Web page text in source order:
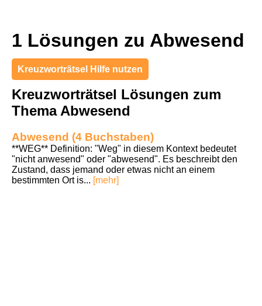
1 Lösungen zu Abwesend
Kreuzworträtsel Hilfe nutzen
Kreuzworträtsel Lösungen zum
Thema Abwesend
Abwesend (4 Buchstaben)
**WEG** Definition: "Weg" in diesem Kontext bedeutet
"nicht anwesend" oder "abwesend". Es beschreibt den
Zustand, dass jemand oder etwas nicht an einem
bestimmten Ort is... [mehr]